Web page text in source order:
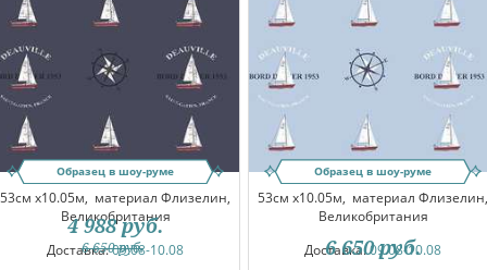
Образец в шоу-руме
53см x10.05м, материал Флизелин,
Великобритания
Доставка:09.08-10.08
6 650руб.
4 988 руб.
Образец в шоу-руме
53см x10.05м, материал Флизелин,
Великобритания
Доставка:09.08-10.08
6 650 руб.